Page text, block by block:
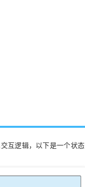
互逻辑，以下是一个状态